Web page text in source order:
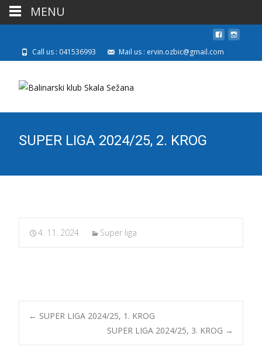
Call us : 041536993 Mail us : ervin.ozbic@gmail.com
SUPER LIGA 2024/25, 2. KROG
4. 11. 2024 Super liga
Post
← SUPER LIGA 2024/25, 1. KROG
SUPER LIGA 2024/25, 3. KROG →
MENU